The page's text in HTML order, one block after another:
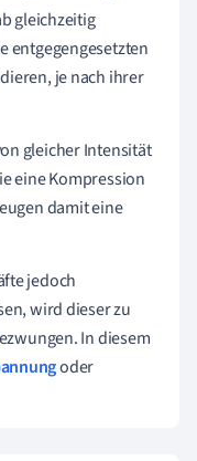
gleichzeitig
entgegengesetzten
je nach ihrer
gleicher Intensität
eine Kompression
damit eine
jedoch
wird dieser zu
In diesem
oder